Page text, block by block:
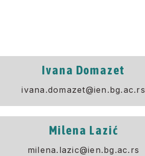
Ivana Domazet
ivana.domazet@ien.bg.ac.rs
Milena Lazić
milena.lazic@ien.bg.ac.rs